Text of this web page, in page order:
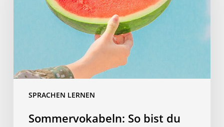
SPRACHEN LERNEN
sprachlich
gerüstet
Sommervokabeln: So bist du